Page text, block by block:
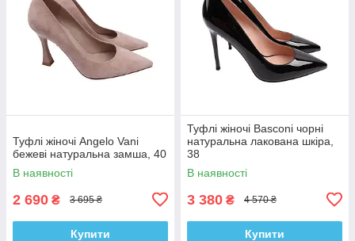
Туфлі жіночі Angelo Vani
бежеві натуральна замша, 40
В наявності
2 690 ₴ 3 695 ₴
Купити
Туфлі жіночі Basconi чорні
натуральна лакована шкіра,
38
В наявності
3 380 ₴ 4 570 ₴
Купити